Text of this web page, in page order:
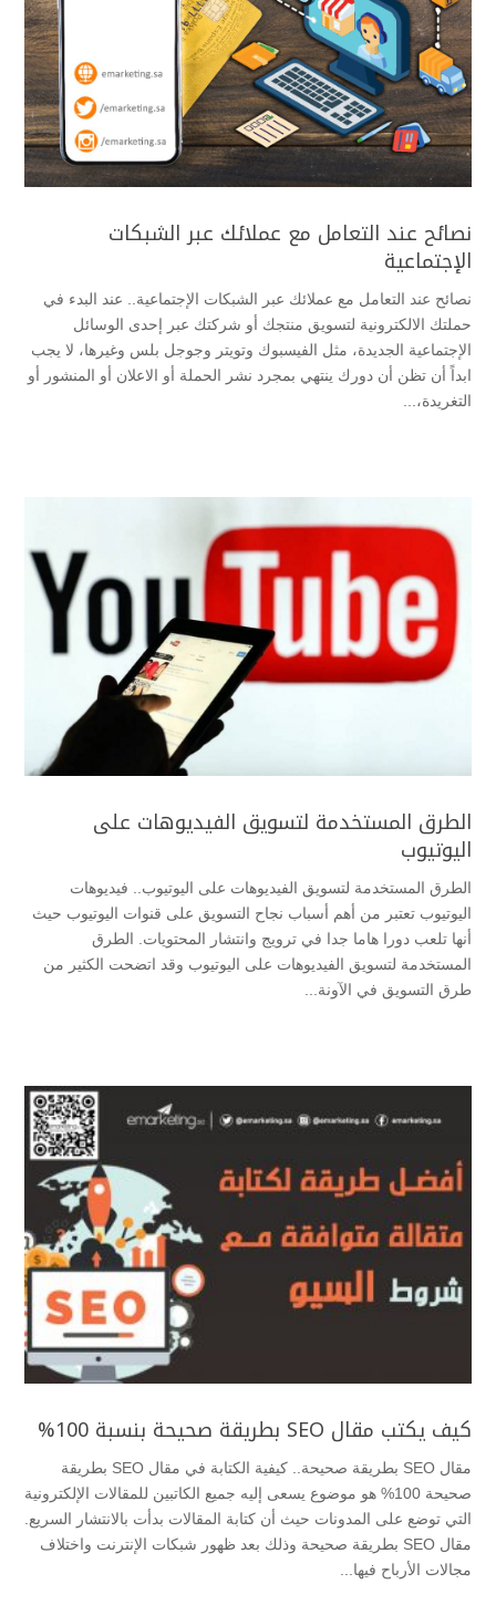
نصائح عند التعامل مع عملائك عبر الشبكات
الإجتماعية
نصائح عند التعامل مع عملائك عبر الشبكات الإجتماعية.. عند البدء في
حملتك الالكترونية لتسويق منتجك أو شركتك عبر إحدى الوسائل
الإجتماعية الجديدة، مثل الفيسبوك وتويتر وجوجل بلس وغيرها، لا يجب
ابداً أن تظن أن دورك ينتهي بمجرد نشر الحملة أو الاعلان أو المنشور أو
التغريدة،...
الطرق المستخدمة لتسويق الفيديوهات على
اليوتيوب
الطرق المستخدمة لتسويق الفيديوهات على اليوتيوب.. فيديوهات
اليوتيوب تعتبر من أهم أسباب نجاح التسويق على قنوات اليوتيوب حيث
أنها تلعب دورا هاما جدا في ترويج وانتشار المحتويات. الطرق
المستخدمة لتسويق الفيديوهات على اليوتيوب وقد اتضحت الكثير من
طرق التسويق في الآونة...
كيف يكتب مقال SEO بطريقة صحيحة بنسبة 100%
مقال SEO بطريقة صحيحة.. كيفية الكتابة في مقال SEO بطريقة
صحيحة 100% هو موضوع يسعى إليه جميع الكاتبين للمقالات الإلكترونية
التي توضع على المدونات حيث أن كتابة المقالات بدأت بالانتشار السريع.
مقال SEO بطريقة صحيحة وذلك بعد ظهور شبكات الإنترنت واختلاف
مجالات الأرباح فيها...